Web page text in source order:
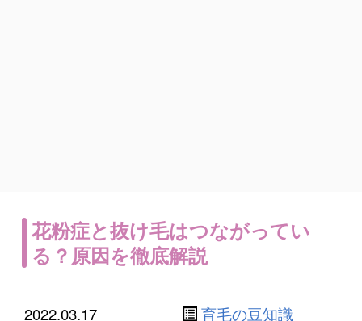
花粉症と抜け毛はつながってい
る？原因を徹底解説
2022.03.17 育毛の豆知識